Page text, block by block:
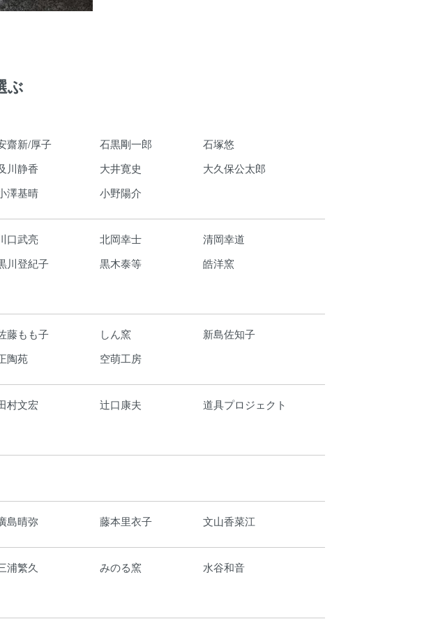
ぶ
齋新/厚子 石黒剛一郎
石塚悠
川静香 大井寛史
大久保公太郎
澤基晴 小野陽介
口武亮 北岡幸士
清岡幸道
川登紀子 黒木泰等
皓洋窯
藤もも子 しん窯
新島佐知子
陶苑 空萌工房
村文宏 辻口康夫
道具プロジェクト
島晴弥 藤本里衣子 文山香菜江
浦繁久 みのる窯
水谷和音